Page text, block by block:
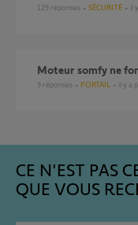
129 réponses SÉCURITÉ
Moteur somfy ne
9 réponses PORTAIL il y a
CE N'EST PAS
QUE VOUS